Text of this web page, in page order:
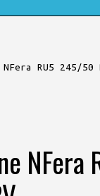
RU5 245/50